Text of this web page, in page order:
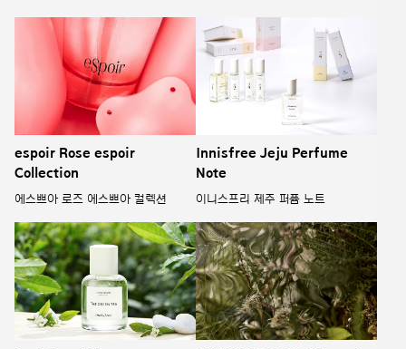
espoir Rose espoir
Collection
에스쁘아 로즈 에스쁘아 컬렉션
Innisfree Jeju Perfume
Note
이니스프리 제주 퍼퓸 노트